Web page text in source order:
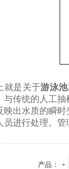
就是关于游泳
与传统的人工
映出水质的瞬
员进行处理。
产品：